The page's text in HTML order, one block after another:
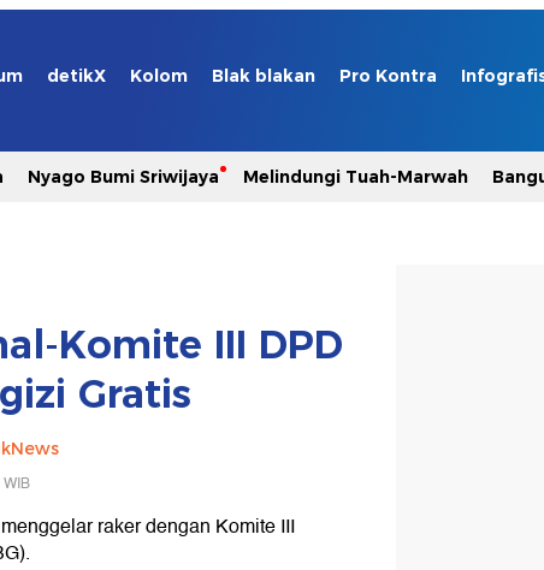
detikX Kolom Blak blakan Pro Kontra
Nyago Bumi Sriwijaya Melindungi Tuah-Marwah
Komite III DPD
Gratis
raker dengan Komite III